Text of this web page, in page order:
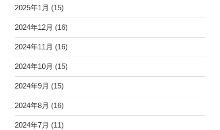
2025年1月 (15)
2024年12月 (16)
2024年11月 (16)
2024年10月 (15)
2024年9月 (15)
2024年8月 (16)
2024年7月 (11)